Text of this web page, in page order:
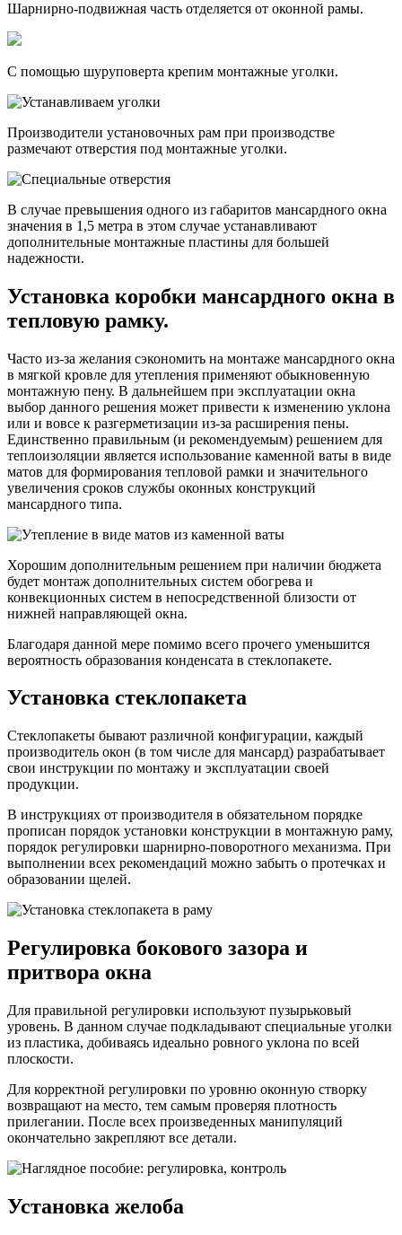
Шарнирно-подвижная часть отделяется от оконной рамы.
С помощью шуруповерта крепим монтажные уголки.
Производители установочных рам при производстве
размечают отверстия под монтажные уголки.
В случае превышения одного из габаритов мансардного окна
значения в 1,5 метра в этом случае устанавливают
дополнительные монтажные пластины для большей
надежности.
Установка коробки мансардного окна в
тепловую рамку.
Часто из-за желания сэкономить на монтаже мансардного окна
в мягкой кровле для утепления применяют обыкновенную
монтажную пену. В дальнейшем при эксплуатации окна
выбор данного решения может привести к изменению уклона
или и вовсе к разгерметизации из-за расширения пены.
Единственно правильным (и рекомендуемым) решением для
теплоизоляции является использование каменной ваты в виде
матов для формирования тепловой рамки и значительного
увеличения сроков службы оконных конструкций
мансардного типа.
Хорошим дополнительным решением при наличии бюджета
будет монтаж дополнительных систем обогрева и
конвекционных систем в непосредственной близости от
нижней направляющей окна.
Благодаря данной мере помимо всего прочего уменьшится
вероятность образования конденсата в стеклопакете.
Установка стеклопакета
Стеклопакеты бывают различной конфигурации, каждый
производитель окон (в том числе для мансард) разрабатывает
свои инструкции по монтажу и эксплуатации своей
продукции.
В инструкциях от производителя в обязательном порядке
прописан порядок установки конструкции в монтажную раму,
порядок регулировки шарнирно-поворотного механизма. При
выполнении всех рекомендаций можно забыть о протечках и
образовании щелей.
Регулировка бокового зазора и
притвора окна
Для правильной регулировки используют пузырьковый
уровень. В данном случае подкладывают специальные уголки
из пластика, добиваясь идеально ровного уклона по всей
плоскости.
Для корректной регулировки по уровню оконную створку
возвращают на место, тем самым проверяя плотность
прилегании. После всех произведенных манипуляций
окончательно закрепляют все детали.
Установка желоба